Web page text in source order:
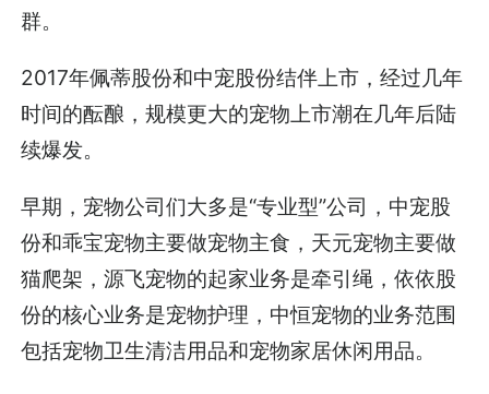
群。
2017年佩蒂股份和中宠股份结伴上市，经过几年
时间的酝酿，规模更大的宠物上市潮在几年后陆
续爆发。
早期，宠物公司们大多是“专业型”公司，中宠股
份和乖宝宠物主要做宠物主食，天元宠物主要做
猫爬架，源飞宠物的起家业务是牵引绳，依依股
份的核心业务是宠物护理，中恒宠物的业务范围
包括宠物卫生清洁用品和宠物家居休闲用品。